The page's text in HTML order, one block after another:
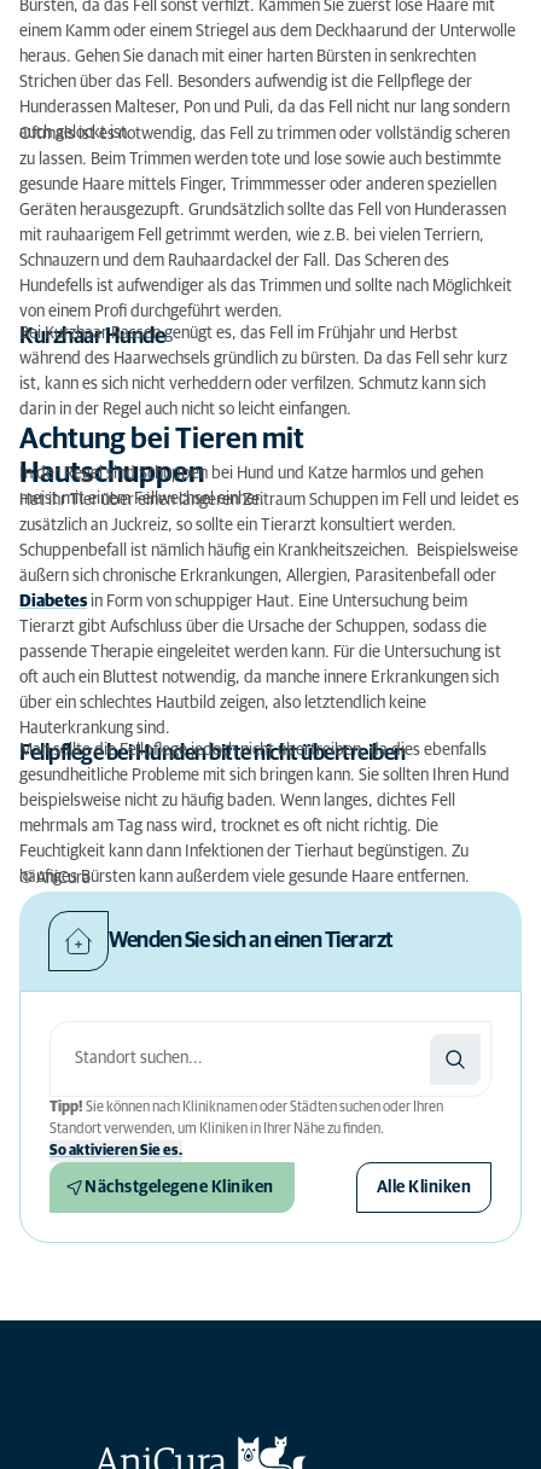
Bürsten, da das Fell sonst verfilzt. Kämmen Sie zuerst lose Haare mit
einem Kamm oder einem Striegel aus dem Deckhaarund der Unterwolle
heraus. Gehen Sie danach mit einer harten Bürsten in senkrechten
Strichen über das Fell. Besonders aufwendig ist die Fellpflege der
Hunderassen Malteser, Pon und Puli, da das Fell nicht nur lang sondern
auch gelockt ist.
Oftmals ist es notwendig, das Fell zu trimmen oder vollständig scheren
zu lassen. Beim Trimmen werden tote und lose sowie auch bestimmte
gesunde Haare mittels Finger, Trimmmesser oder anderen speziellen
Geräten herausgezupft. Grundsätzlich sollte das Fell von Hunderassen
mit rauhaarigem Fell getrimmt werden, wie z.B. bei vielen Terriern,
Schnauzern und dem Rauhaardackel der Fall. Das Scheren des
Hundefells ist aufwendiger als das Trimmen und sollte nach Möglichkeit
von einem Profi durchgeführt werden.
Kurzhaar Hunde
Bei Kurzhaar Rassen genügt es, das Fell im Frühjahr und Herbst
während des Haarwechsels gründlich zu bürsten. Da das Fell sehr kurz
ist, kann es sich nicht verheddern oder verfilzen. Schmutz kann sich
darin in der Regel auch nicht so leicht einfangen.
Achtung bei Tieren mit
Hautschuppen
In der Regel sind Schuppen bei Hund und Katze harmlos und gehen
meist mit einem Fellwechsel einher.
Hat ihr Tier über einen längeren Zeitraum Schuppen im Fell und leidet es
zusätzlich an Juckreiz, so sollte ein Tierarzt konsultiert werden.
Schuppenbefall ist nämlich häufig ein Krankheitszeichen. Beispielsweise
äußern sich chronische Erkrankungen, Allergien, Parasitenbefall oder
Diabetesin Form von schuppiger Haut. Eine Untersuchung beim
Tierarzt gibt Aufschluss über die Ursache der Schuppen, sodass die
passende Therapie eingeleitet werden kann. Für die Untersuchung ist
oft auch ein Bluttest notwendig, da manche innere Erkrankungen sich
über ein schlechtes Hautbild zeigen, also letztendlich keine
Hauterkrankung sind.
Fellpflege bei Hunden bitte nicht übertreiben
Man sollte die Fellpflege jedoch nicht übertreiben, da dies ebenfalls
gesundheitliche Probleme mit sich bringen kann. Sie sollten Ihren Hund
beispielsweise nicht zu häufig baden. Wenn langes, dichtes Fell
mehrmals am Tag nass wird, trocknet es oft nicht richtig. Die
Feuchtigkeit kann dann Infektionen der Tierhaut begünstigen. Zu
häufiges Bürsten kann außerdem viele gesunde Haare entfernen.
© AniCura
Wenden Sie sich an einen Tierarzt
Tipp! Sie können nach Kliniknamen oder Städten suchen oder Ihren
Standort verwenden, um Kliniken in Ihrer Nähe zu finden.
So aktivieren Sie es.
Nächstgelegene Kliniken Alle Kliniken